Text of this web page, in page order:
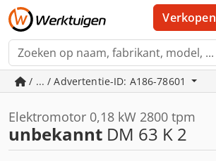
Verkopen
/ ... / Advertentie-ID: A186-78601
Elektromotor 0,18 kW 2800 tpm
unbekannt DM 63 K 2